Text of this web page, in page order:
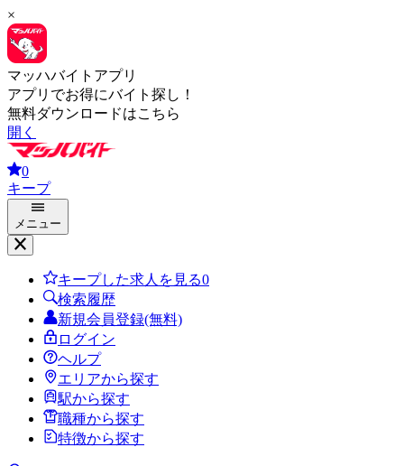
×
マッハバイトアプリ
アプリでお得にバイト探し！
無料ダウンロードはこちら
開く
0
キープ
メニュー
キープした求人を見る0
検索履歴
新規会員登録(無料)
ログイン
ヘルプ
エリアから探す
駅から探す
職種から探す
特徴から探す